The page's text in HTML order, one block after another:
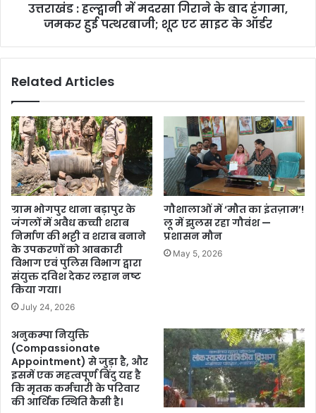
उत्तराखंड : हल्द्वानी में मदरसा गिराने के बाद हंगामा,
जमकर हुई पत्थरबाजी; शूट एट साइट के ऑर्डर
Related Articles
ग्राम भोगपुर थाना बड़ापुर के
जंगलों में अवैध कच्ची शराब
निर्माण की भट्टी व शराब बनाने
के उपकरणों को आबकारी
विभाग एवं पुलिस विभाग द्वारा
संयुक्त दविश देकर लहान नष्ट
किया गया।
July 24, 2026
गौशालाओं में ‘मौत का इंतज़ाम’!
लू में झुलस रहा गौवंश —
प्रशासन मौन
May 5, 2026
अनुकम्पा नियुक्ति
(Compassionate
Appointment) से जुड़ा है, और
इसमें एक महत्वपूर्ण बिंदु यह है
कि मृतक कर्मचारी के परिवार
की आर्थिक स्थिति कैसी है।